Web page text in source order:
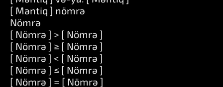
[ Məntiq ] nömrə
Nömrə
[ Nömrə ] > [ Nömrə ]
[ Nömrə ] ≥ [ Nömrə ]
[ Nömrə ] < [ Nömrə ]
[ Nömrə ] ≤ [ Nömrə ]
[ Nömrə ] = [ Nömrə ]